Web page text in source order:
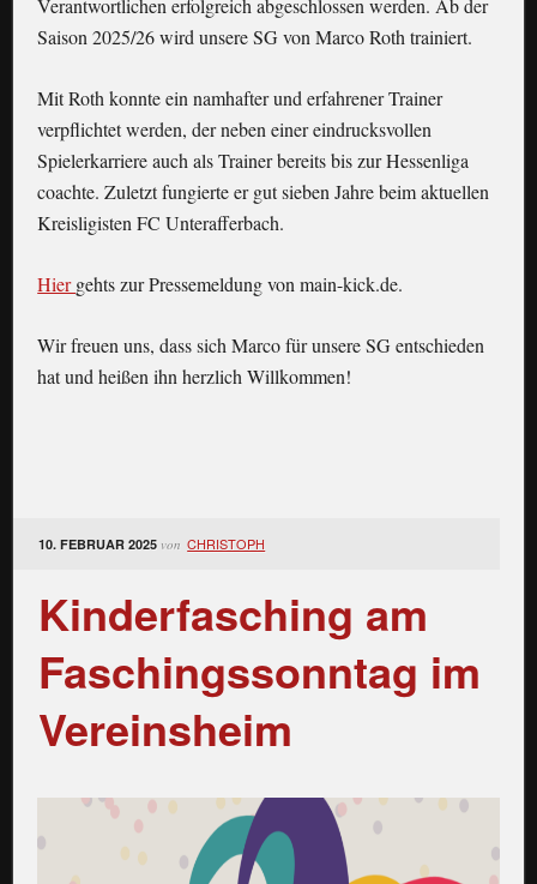
Verantwortlichen erfolgreich abgeschlossen werden. Ab der
Saison 2025/26 wird unsere SG von Marco Roth trainiert.
Mit Roth konnte ein namhafter und erfahrener Trainer
verpflichtet werden, der neben einer eindrucksvollen
Spielerkarriere auch als Trainer bereits bis zur Hessenliga
coachte. Zuletzt fungierte er gut sieben Jahre beim aktuellen
Kreisligisten FC Unterafferbach.
Hiergehts zur Pressemeldung von main-kick.de.
Wir freuen uns, dass sich Marco für unsere SG entschieden
hat und heißen ihn herzlich Willkommen!
10. FEBRUAR 2025 von CHRISTOPH
Kinderfasching am
Faschingssonntag im
Vereinsheim